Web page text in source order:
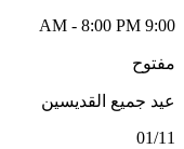
9:00 AM - 8:00 PM
مفتوح
عيد جميع القديسين
01/11